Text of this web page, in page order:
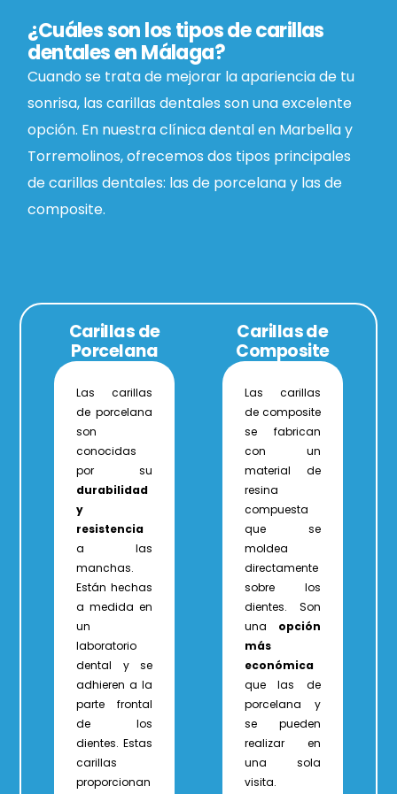
¿Cuáles son los tipos de carillas
dentales en Málaga?
Cuando se trata de mejorar la apariencia de tu
sonrisa, las carillas dentales son una excelente
opción. En nuestra clínica dental en Marbella y
Torremolinos, ofrecemos dos tipos principales
de carillas dentales: las de porcelana y las de
composite.
Carillas de
Porcelana
Las carillas
de porcelana
son
conocidas
por su
durabilidad
y
resistencia
a las
manchas.
Están hechas
a medida en
un
laboratorio
dental y se
adhieren a la
parte frontal
de los
dientes. Estas
carillas
proporcionan
Carillas de
Composite
Las carillas
de composite
se fabrican
con un
material de
resina
compuesta
que se
moldea
directamente
sobre los
dientes. Son
una opción
más
económica
que las de
porcelana y
se pueden
realizar en
una sola
visita.